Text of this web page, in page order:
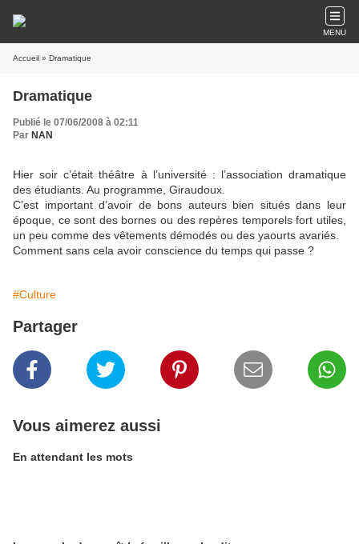
MENU
Accueil » Dramatique
Dramatique
Publié le 07/06/2008 à 02:11
Par NAN
Hier soir c’était théâtre à l’université : l’association dramatique
des étudiants. Au programme, Giraudoux.
C’est important d’avoir de bons auteurs bien situés dans leur
époque, ce sont des bornes ou des repères temporels fort utiles,
un peu comme des vêtements démodés ou des yaourts avariés.
Comment sans cela avoir conscience du temps qui passe ?
#Culture
Partager
Vous aimerez aussi
En attendant les mots